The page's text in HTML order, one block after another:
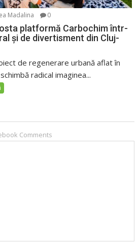
Madalina 0
platformă Carbochim într-
și de divertisment din Cluj-
de regenerare urbană aflat în
radical imaginea...
Comments